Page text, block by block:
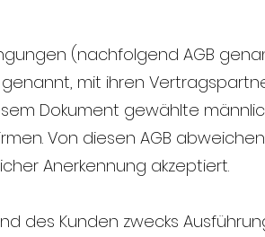
(nachfolgend AGB
mit ihren
Dokument gewählte
Von diesen AGB
Anerkennung akzeptiert.
des Kunden zwecks